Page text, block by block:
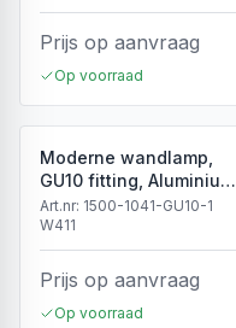
Prijs op aanvraag
Op voorraad
Moderne wandlamp,
GU10 fitting, Aluminium,
IP65, Wit
Art.nr: 1500-1041-GU10-1
W411
Prijs op aanvraag
Op voorraad